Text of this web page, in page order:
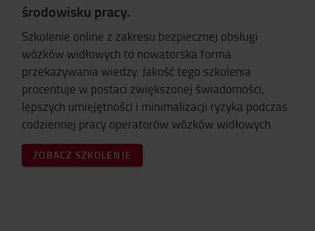
środowisku pracy.
Szkolenie online z zakresu bezpiecznej obsługi
wózków widłowych to nowatorska forma
przekazywania wiedzy. Jakość tego szkolenia
procentuje w postaci zwiększonej świadomości,
lepszych umiejętności i minimalizacji ryzyka podczas
codziennej pracy operatorów wózków widłowych.
ZOBACZ SZKOLENIE